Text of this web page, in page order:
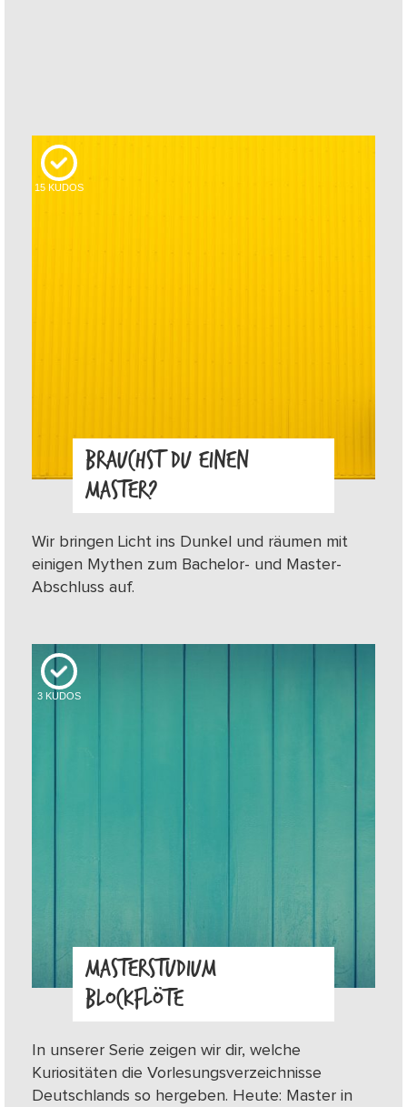
15 KUDOS
BRAUCHST DU EINEN
MASTER?
Wir bringen Licht ins Dunkel und räumen mit
einigen Mythen zum Bachelor- und Master-
Abschluss auf.
3 KUDOS
MASTERSTUDIUM
BLOCKFLÖTE
In unserer Serie zeigen wir dir, welche
Kuriositäten die Vorlesungsverzeichnisse
Deutschlands so hergeben. Heute: Master in